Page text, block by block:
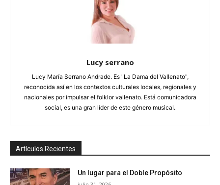
Lucy serrano
Lucy María Serrano Andrade. Es "La Dama del Vallenato",
reconocida así en los contextos culturales locales, regionales y
nacionales por impulsar el folklor vallenato. Está comunicadora
social, es una gran líder de este género musical.
Artículos Recientes
Un lugar para el Doble Propósito